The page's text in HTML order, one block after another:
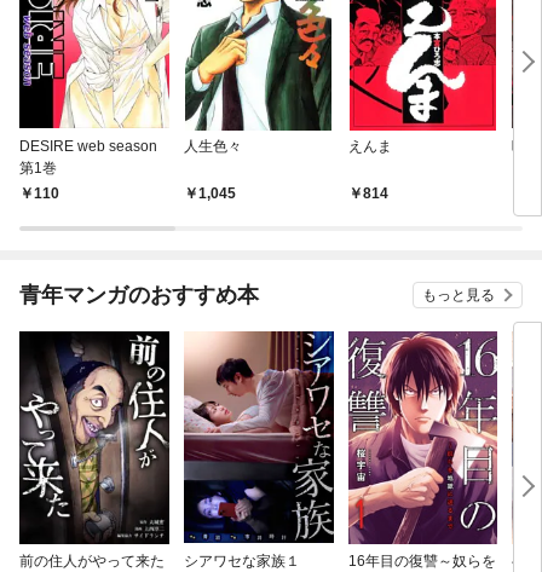
DESIRE web season
第1巻
110
人生色々
1,045
えんま
814
呪
青年マンガのおすすめ本 もっと見る
前の住人がやって来た
シアワセな家族１
16年目の復讐～奴らを
ベ